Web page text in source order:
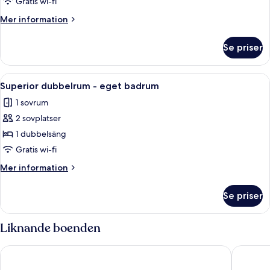
eget
badrum
Mer information
Mer
-
eget
badrum
Se priser
Öppna
alla
foton
för
Superior
dubbelrum
-
eget
Ett vitt skrivbord med en
8
Superior dubbelrum - eget badrum
1 sovrum
2 sovplatser
1 dubbelsäng
Gratis wi-fi
Mer information
Mer
dubbelrum
-
eget
badrum
Se priser
Liknande boenden
Rooms at The Ritz Complex Travel